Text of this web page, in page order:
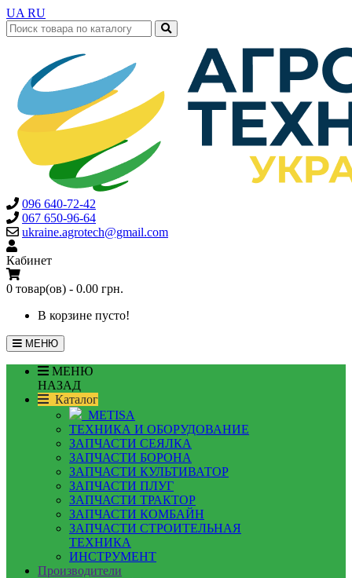
UA RU
096 640-72-42
067 650-96-64
ukraine.agrotech@gmail.com
Кабинет
0 товар(ов) - 0.00 грн.
В корзине пусто!
МЕНЮ
МЕНЮ
НАЗАД
Каталог
METISA
ТЕХНИКА И ОБОРУДОВАНИЕ
ЗАПЧАСТИ СЕЯЛКА
ЗАПЧАСТИ БОРОНА
ЗАПЧАСТИ КУЛЬТИВАТОР
ЗАПЧАСТИ ПЛУГ
ЗАПЧАСТИ ТРАКТОР
ЗАПЧАСТИ КОМБАЙН
ЗАПЧАСТИ СТРОИТЕЛЬНАЯ
ТЕХНИКА
ИНСТРУМЕНТ
Производители